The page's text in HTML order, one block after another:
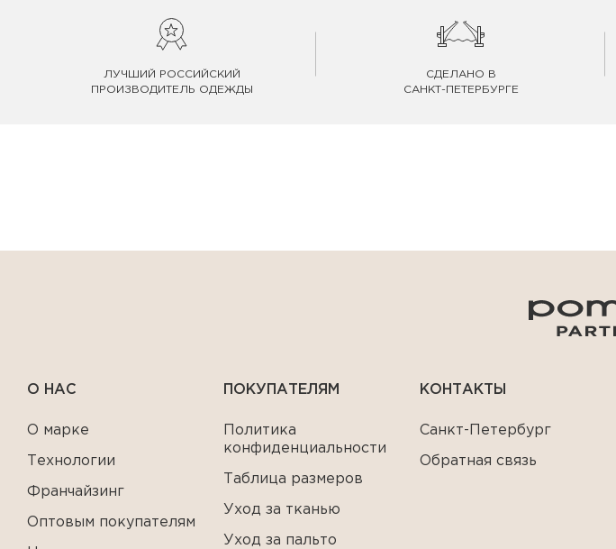
ЛУЧШИЙ РОССИЙСКИЙ
ПРОИЗВОДИТЕЛЬ ОДЕЖДЫ
СДЕЛАНО В
САНКТ-ПЕТЕРБУРГЕ
О НАС
О марке
Технологии
Франчайзинг
Оптовым покупателям
ПОКУПАТЕЛЯМ
Политика
конфиденциальности
Таблица размеров
Уход за тканью
Уход за пальто
КОНТАКТЫ
Санкт-Петербург
Обратная связь